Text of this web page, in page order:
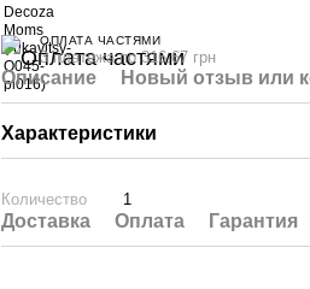
ОПЛАТА ЧАСТЯМИ
3 платежа по 316.67 грн
Описание Новый отзыв или
Характеристики
Количество 1
Доставка Оплата Гарантия